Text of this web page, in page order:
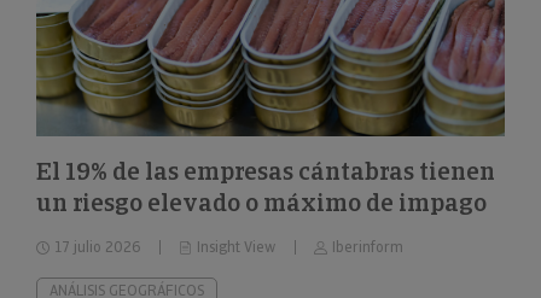
El 19% de las empresas cántabras tienen
un riesgo elevado o máximo de impago
17 julio 2026 Insight View Iberinform
ANÁLISIS GEOGRÁFICOS